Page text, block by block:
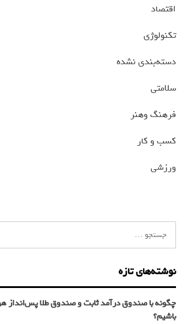
اقتصاد
تکنولوژی
دسته‌بندی نشده
سلامتی
فرهنگ وهنر
کسب و کار
ورزشی
نوشته‌های تازه
چگونه با صندوق درآمد ثابت و صندوق طلا پس‌انداز
باشیم؟